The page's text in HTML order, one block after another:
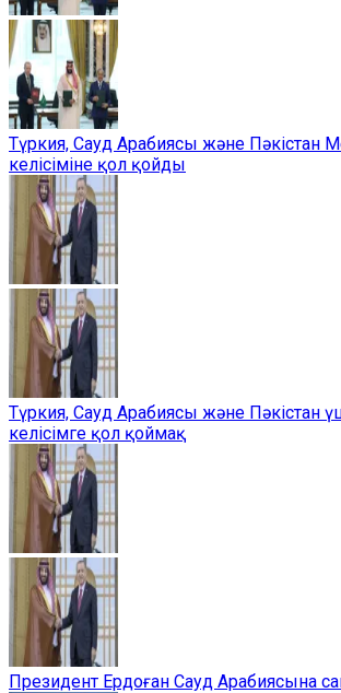
Түркия, Сауд Арабиясы және Пәкістан
келісіміне қол қойды
Түркия, Сауд Арабиясы және Пәкістан
келісімге қол қоймақ
Президент Ердоған Сауд Арабиясына